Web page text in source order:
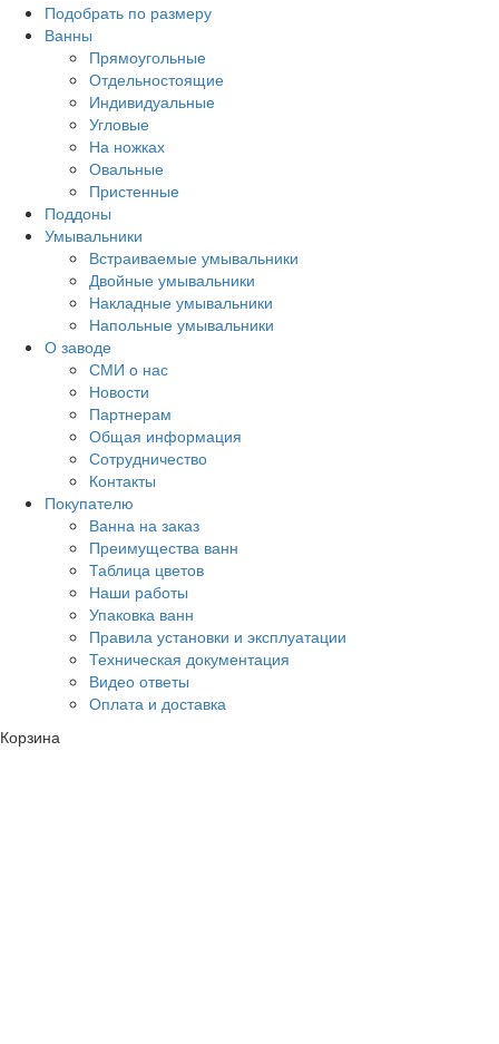
Подобрать по размеру
Ванны
Прямоугольные
Отдельностоящие
Индивидуальные
Угловые
На ножках
Овальные
Пристенные
Поддоны
Умывальники
Встраиваемые умывальники
Двойные умывальники
Накладные умывальники
Напольные умывальники
О заводе
СМИ о нас
Новости
Партнерам
Общая информация
Сотрудничество
Контакты
Покупателю
Ванна на заказ
Преимущества ванн
Таблица цветов
Наши работы
Упаковка ванн
Правила установки и эксплуатации
Техническая документация
Видео ответы
Оплата и доставка
Корзина